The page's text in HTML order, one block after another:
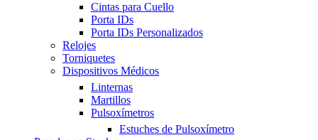
Cintas para Cuello
Porta IDs
Porta IDs Personalizados
Relojes
Torniquetes
Dispositivos Médicos
Linternas
Martillos
Pulsoxímetros
Estuches de Pulsoxímetro